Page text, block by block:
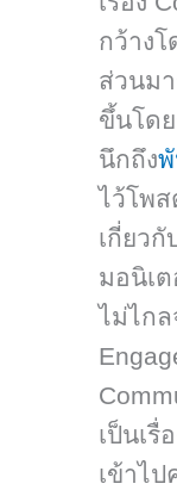
กว้าง
ส่วนม
ขึ้นโด
นึกถึง
ไว้โพ
เกี่ยว
มอนิเ
ไม่ไกล
เป็นเรื่
เข้าไ